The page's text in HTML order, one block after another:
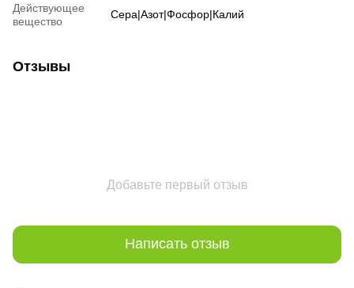
Действующее
вещество
Сера|Азот|Фосфор|Калий
Отзывы
Добавьте первый отзыв
Написать отзыв